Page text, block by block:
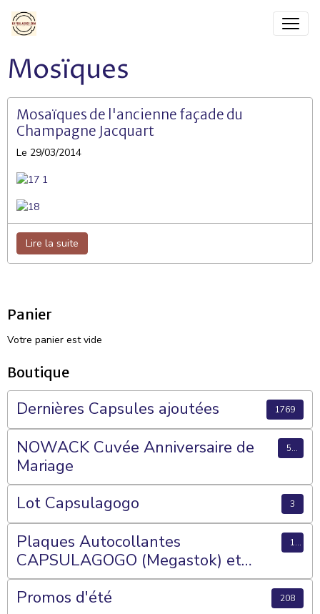
Mosïques
Mosaïques de l'ancienne façade du
Champagne Jacquart
Le 29/03/2014
Lire la suite
Panier
Votre panier est vide
Boutique
Dernières Capsules ajoutées 1769
NOWACK Cuvée Anniversaire de
Mariage
56
Lot Capsulagogo 3
Plaques Autocollantes
CAPSULAGOGO (Megastok) et
Plateaux 70 Cases
15
Promos d'été 208